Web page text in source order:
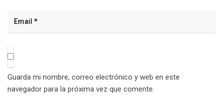
Guarda mi nombre, correo electrónico y web en este
navegador para la próxima vez que comente.